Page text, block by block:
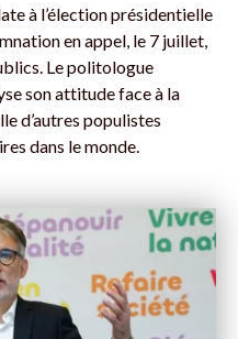
à l’élection présidentielle
en appel, le 7 juillet,
Le politologue
son attitude face à la
d’autres populistes
dans le monde.